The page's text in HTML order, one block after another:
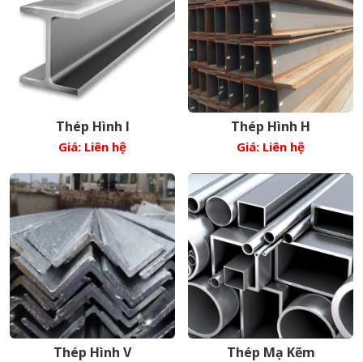
Thép Hình I
Giá: Liên hệ
Thép Hình H
Giá: Liên hệ
Thép Hình V Thép Mạ Kẽm